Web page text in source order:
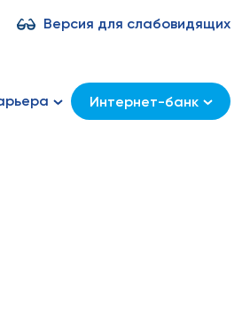
Версия для слабовидящих
Интернет-банк